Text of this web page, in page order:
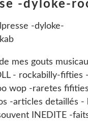
-dyloke-
mes gouts
- rockabilly-fifties
wop -raretes
-articles detaillés -
INEDITE -